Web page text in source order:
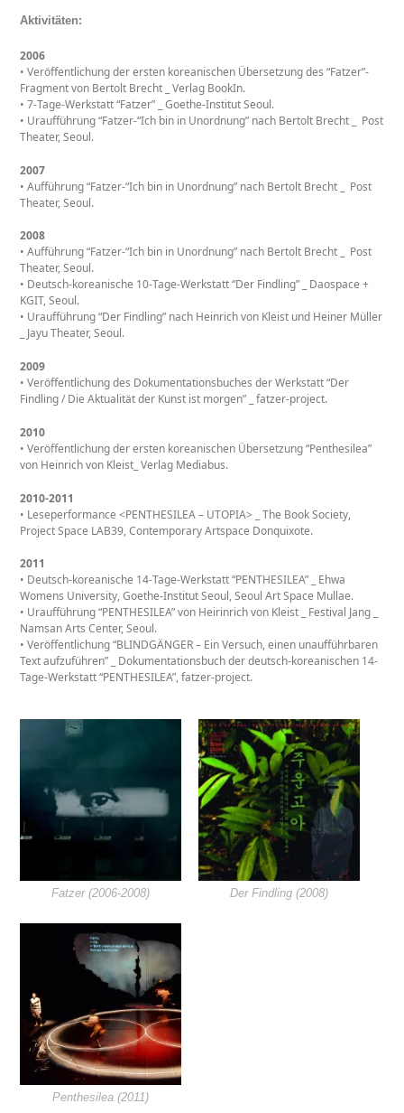
Aktivitäten:
2006
• Veröffentlichung der ersten koreanischen Übersetzung des “Fatzer”-
Fragment von Bertolt Brecht _ Verlag BookIn.
• 7-Tage-Werkstatt “Fatzer” _ Goethe-Institut Seoul.
• Uraufführung “Fatzer-“Ich bin in Unordnung” nach Bertolt Brecht _ Post
Theater, Seoul.
2007
• Aufführung “Fatzer-“Ich bin in Unordnung” nach Bertolt Brecht _ Post
Theater, Seoul.
2008
• Aufführung “Fatzer-“Ich bin in Unordnung” nach Bertolt Brecht _ Post
Theater, Seoul.
• Deutsch-koreanische 10-Tage-Werkstatt “Der Findling” _ Daospace +
KGIT, Seoul.
• Uraufführung “Der Findling” nach Heinrich von Kleist und Heiner Müller
_ Jayu Theater, Seoul.
2009
• Veröffentlichung des Dokumentationsbuches der Werkstatt “Der
Findling / Die Aktualität der Kunst ist morgen” _ fatzer-project.
2010
• Veröffentlichung der ersten koreanischen Übersetzung “Penthesilea”
von Heinrich von Kleist_ Verlag Mediabus.
2010-2011
• Leseperformance <PENTHESILEA – UTOPIA> _ The Book Society,
Project Space LAB39, Contemporary Artspace Donquixote.
2011
• Deutsch-koreanische 14-Tage-Werkstatt “PENTHESILEA” _ Ehwa
Womens University, Goethe-Institut Seoul, Seoul Art Space Mullae.
• Uraufführung “PENTHESILEA” von Heirinrich von Kleist _ Festival Jang _
Namsan Arts Center, Seoul.
• Veröffentlichung “BLINDGÄNGER – Ein Versuch, einen unaufführbaren
Text aufzuführen” _ Dokumentationsbuch der deutsch-koreanischen 14-
Tage-Werkstatt “PENTHESILEA”, fatzer-project.
Fatzer (2006-2008) Der Findling (2008)
Penthesilea (2011)